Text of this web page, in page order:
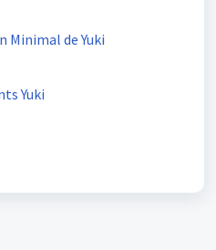
Minimal de Yuki
Yuki